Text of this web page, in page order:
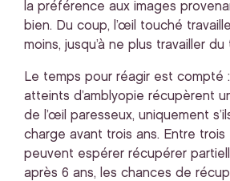
la préférence aux images
bien. Du coup, l’œil touché
moins, jusqu’à ne plus travailler du
Le temps pour réagir est compté
atteints d’amblyopie récupèrent
de l’œil paresseux, uniquement
charge avant trois ans. Entre trois
peuvent espérer récupérer
après 6 ans, les chances de